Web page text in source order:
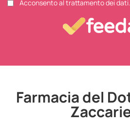
Acconsento al trattamento dei dati.
Farmacia del